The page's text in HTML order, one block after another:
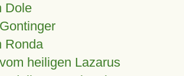
Dole
Ronda
heiligen Lazarus